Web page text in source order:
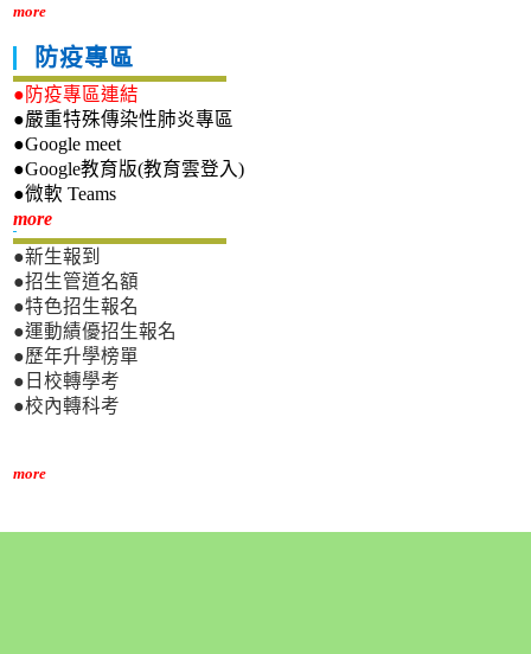
more
防疫專區
●防疫專區連結
●嚴重特殊傳染性肺炎專區
●Google meet
●Google教育版(教育雲登入)
●微軟 Teams
more新生專區
●新生報到
●招生管道名額
●特色招生報名
●運動績優招生報名
●歷年升學榜單
●日校轉學考
●校內轉科考
more